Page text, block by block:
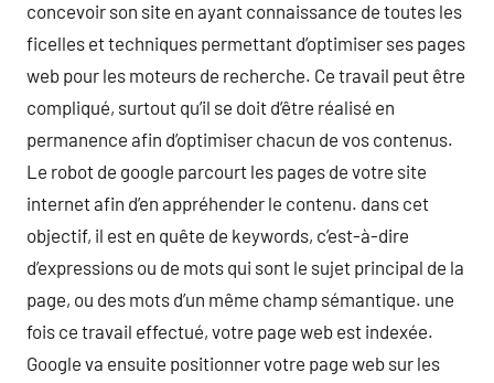
concevoir son site en ayant connaissance de toutes les
ficelles et techniques permettant d’optimiser ses pages
web pour les moteurs de recherche. Ce travail peut être
compliqué, surtout qu’il se doit d’être réalisé en
permanence afin d’optimiser chacun de vos contenus.
Le robot de google parcourt les pages de votre site
internet afin d’en appréhender le contenu. dans cet
objectif, il est en quête de keywords, c’est-à-dire
d’expressions ou de mots qui sont le sujet principal de la
page, ou des mots d’un même champ sémantique. une
fois ce travail effectué, votre page web est indexée.
Google va ensuite positionner votre page web sur les